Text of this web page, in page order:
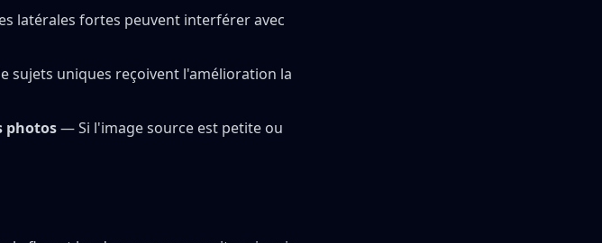
latérales fortes peuvent interférer avec
sujets uniques reçoivent l'amélioration la
photos— Si l'image source est petite ou